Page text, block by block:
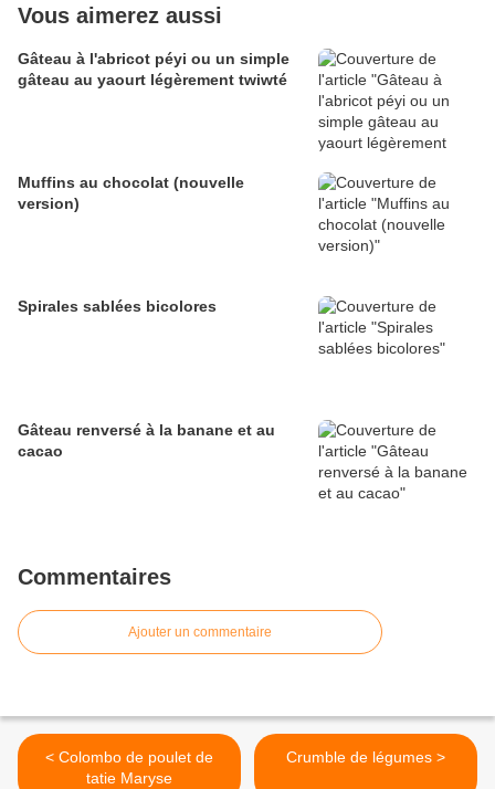
Vous aimerez aussi
Gâteau à l'abricot péyi ou un simple
gâteau au yaourt légèrement twiwté
Muffins au chocolat (nouvelle
version)
Spirales sablées bicolores
Gâteau renversé à la banane et au
cacao
Commentaires
Ajouter un commentaire
< Colombo de poulet de
tatie Maryse
Crumble de légumes >